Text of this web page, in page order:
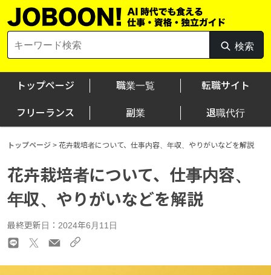
Skip
to
for:
検索
検
索
トップページ 職業一覧 転職サイト
フリーランス 副業 退職代行
トップページ > 花卉栽培者について、仕事内容、年収、やりがいなどを解説
花卉栽培者について、仕事内容、
年収、やりがいなどを解説
最終更新日：2024年6月11日